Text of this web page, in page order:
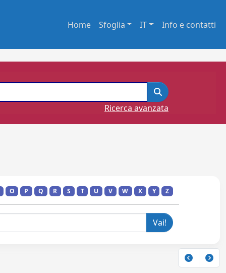
Home Sfoglia IT Info e contatti
Ricerca avanzata
O P Q R S T U V W X Y Z